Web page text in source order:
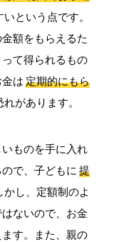
という点です。
額をもらえるた
て得られるもの
は 定期的にもら
があります。
ものを手に入れ
で、子どもに 提
し、定額制のよ
ないので、お金
す。また、親の